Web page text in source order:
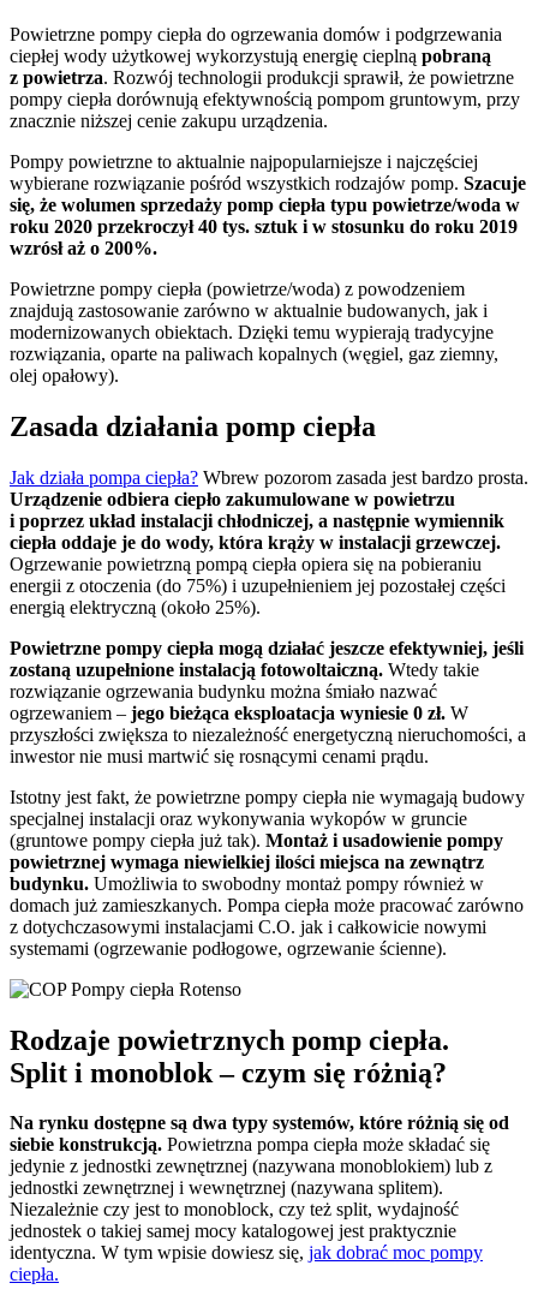
Powietrzne pompy ciepła do ogrzewania domów i podgrzewania
ciepłej wody użytkowej wykorzystują energię cieplną pobraną
z powietrza. Rozwój technologii produkcji sprawił, że powietrzne
pompy ciepła dorównują efektywnością pompom gruntowym, przy
znacznie niższej cenie zakupu urządzenia.
Pompy powietrzne to aktualnie najpopularniejsze i najczęściej
wybierane rozwiązanie pośród wszystkich rodzajów pomp. Szacuje
się, że wolumen sprzedaży pomp ciepła typu powietrze/woda w
roku 2020 przekroczył 40 tys. sztuk i w stosunku do roku 2019
wzrósł aż o 200%.
Powietrzne pompy ciepła (powietrze/woda) z powodzeniem
znajdują zastosowanie zarówno w aktualnie budowanych, jak i
modernizowanych obiektach. Dzięki temu wypierają tradycyjne
rozwiązania, oparte na paliwach kopalnych (węgiel, gaz ziemny,
olej opałowy).
Zasada działania pomp ciepła
Jak działa pompa ciepła? Wbrew pozorom zasada jest bardzo prosta.
Urządzenie odbiera ciepło zakumulowane w powietrzu
i poprzez układ instalacji chłodniczej, a następnie wymiennik
ciepła oddaje je do wody, która krąży w instalacji grzewczej.
Ogrzewanie powietrzną pompą ciepła opiera się na pobieraniu
energii z otoczenia (do 75%) i uzupełnieniem jej pozostałej części
energią elektryczną (około 25%).
Powietrzne pompy ciepła mogą działać jeszcze efektywniej, jeśli
zostaną uzupełnione instalacją fotowoltaiczną. Wtedy takie
rozwiązanie ogrzewania budynku można śmiało nazwać
ogrzewaniem – jego bieżąca eksploatacja wyniesie 0 zł. W
przyszłości zwiększa to niezależność energetyczną nieruchomości, a
inwestor nie musi martwić się rosnącymi cenami prądu.
Istotny jest fakt, że powietrzne pompy ciepła nie wymagają budowy
specjalnej instalacji oraz wykonywania wykopów w gruncie
(gruntowe pompy ciepła już tak). Montaż i usadowienie pompy
powietrznej wymaga niewielkiej ilości miejsca na zewnątrz
budynku. Umożliwia to swobodny montaż pompy również w
domach już zamieszkanych. Pompa ciepła może pracować zarówno
z dotychczasowymi instalacjami C.O. jak i całkowicie nowymi
systemami (ogrzewanie podłogowe, ogrzewanie ścienne).
Rodzaje powietrznych pomp ciepła.
Split i monoblok – czym się różnią?
Na rynku dostępne są dwa typy systemów, które różnią się od
siebie konstrukcją. Powietrzna pompa ciepła może składać się
jedynie z jednostki zewnętrznej (nazywana monoblokiem) lub z
jednostki zewnętrznej i wewnętrznej (nazywana splitem).
Niezależnie czy jest to monoblock, czy też split, wydajność
jednostek o takiej samej mocy katalogowej jest praktycznie
identyczna. W tym wpisie dowiesz się, jak dobrać moc pompy
ciepła.